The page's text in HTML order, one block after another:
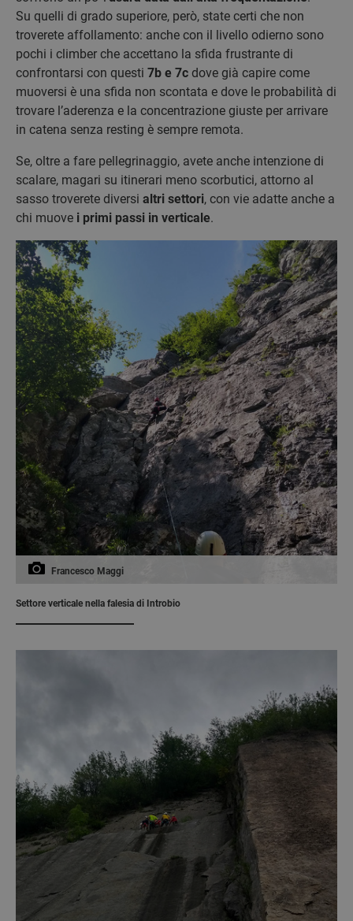
Su quelli di grado superiore, però, state certi che non
troverete affollamento: anche con il livello odierno sono
pochi i climber che accettano la sfida frustrante di
confrontarsi con questi 7b e 7c dove già capire come
muoversi è una sfida non scontata e dove le probabilità di
trovare l’aderenza e la concentrazione giuste per arrivare
in catena senza resting è sempre remota.
Se, oltre a fare pellegrinaggio, avete anche intenzione di
scalare, magari su itinerari meno scorbutici, attorno al
sasso troverete diversi altri settori, con vie adatte anche a
chi muove i primi passi in verticale.
Francesco Maggi
Settore verticale nella falesia di Introbio